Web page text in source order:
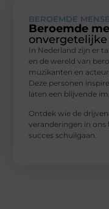
BEROEMDE
Beroemde
In Nederland zijn er
en de wereld van
muzikanten en
Deze personen
laten een blijvende
Ontdek wie de
veranderingen in ons
succes schuilgaan.